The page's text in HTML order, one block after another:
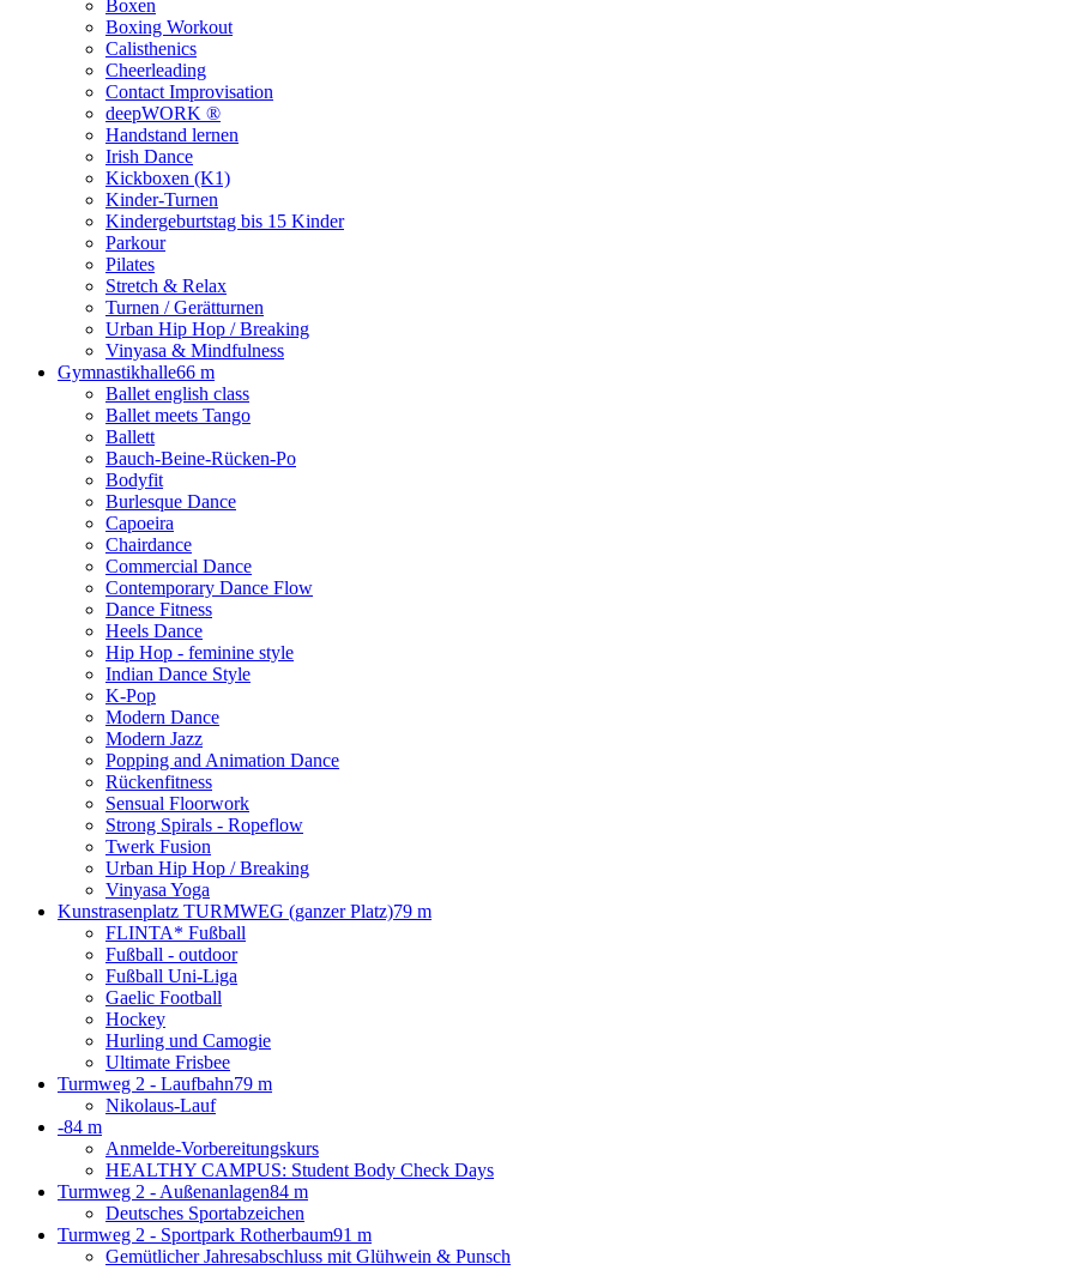
Boxen
Boxing Workout
Calisthenics
Cheerleading
Contact Improvisation
deepWORK ®
Handstand lernen
Irish Dance
Kickboxen (K1)
Kinder-Turnen
Kindergeburtstag bis 15 Kinder
Parkour
Pilates
Stretch & Relax
Turnen / Gerätturnen
Urban Hip Hop / Breaking
Vinyasa & Mindfulness
Gymnastikhalle66 m
Ballet english class
Ballet meets Tango
Ballett
Bauch-Beine-Rücken-Po
Bodyfit
Burlesque Dance
Capoeira
Chairdance
Commercial Dance
Contemporary Dance Flow
Dance Fitness
Heels Dance
Hip Hop - feminine style
Indian Dance Style
K-Pop
Modern Dance
Modern Jazz
Popping and Animation Dance
Rückenfitness
Sensual Floorwork
Strong Spirals - Ropeflow
Twerk Fusion
Urban Hip Hop / Breaking
Vinyasa Yoga
Kunstrasenplatz TURMWEG (ganzer Platz)79 m
FLINTA* Fußball
Fußball - outdoor
Fußball Uni-Liga
Gaelic Football
Hockey
Hurling und Camogie
Ultimate Frisbee
Turmweg 2 - Laufbahn79 m
Nikolaus-Lauf
-84 m
Anmelde-Vorbereitungskurs
HEALTHY CAMPUS: Student Body Check Days
Turmweg 2 - Außenanlagen84 m
Deutsches Sportabzeichen
Turmweg 2 - Sportpark Rotherbaum91 m
Gemütlicher Jahresabschluss mit Glühwein & Punsch